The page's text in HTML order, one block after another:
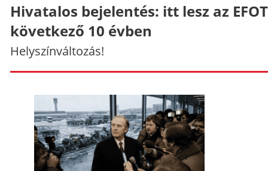
Hivatalos bejelentés: itt lesz az
következő 10 évben
Helyszínváltozás!